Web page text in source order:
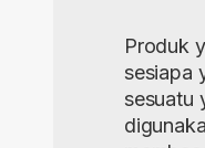
Produk
sesiapa
sesuatu